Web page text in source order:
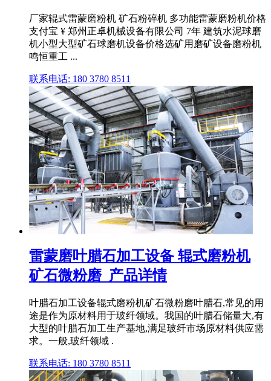
厂家辊式雷蒙磨粉机 矿石粉碎机 多功能雷蒙磨粉机价格
支付宝 ¥ 郑州正卓机械设备有限公司 7年 建筑水泥球磨
机小型大型矿石球磨机设备价格选矿用磨矿设备磨粉机
鸣恒重工 ...
联系电话: 180 3780 8511
雷蒙磨叶腊石加工设备 辊式磨粉机
矿石微粉磨_产品详情
叶腊石加工设备辊式磨粉机矿石微粉磨叶腊石,常见的用
途是作为原材料用于玻纤领域。我国的叶腊石储量大,有
大型的叶腊石加工生产基地,满足玻纤市场原材料供应需
求。一般,玻纤领域 .
联系电话: 180 3780 8511